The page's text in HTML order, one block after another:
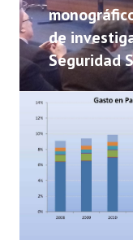
INFORMES
INVESTIGACIONES
de
Seguridad